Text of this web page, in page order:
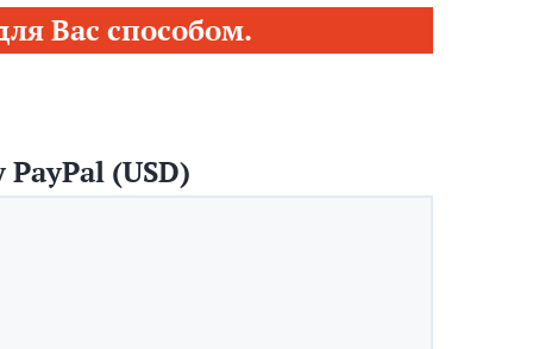
Вас способом.
(USD)